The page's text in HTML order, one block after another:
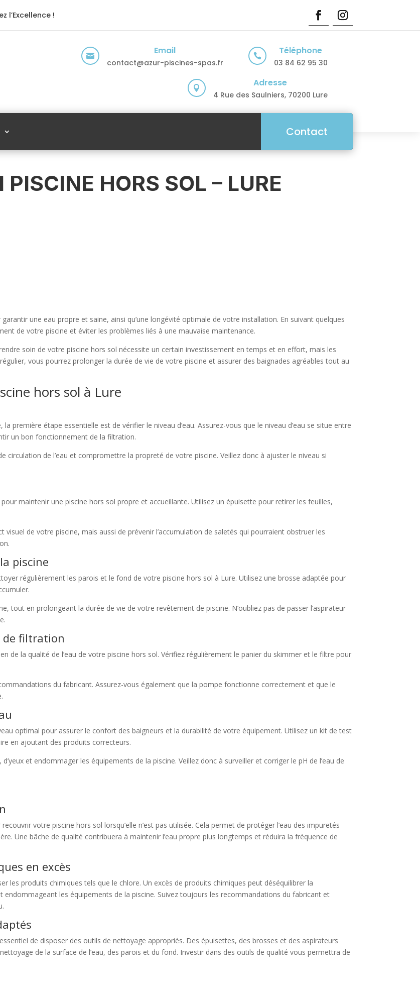
l’Excellence !
 Email
contact@azur-piscines-spas.fr
 Téléphone
03 84 62 95 30
 Adresse
4 Rue des Saulniers, 70200 Lure
Contact
PISCINE HORS SOL – LURE
une eau propre et saine, ainsi qu’une longévité optimale de votre installation. En suivant quelques
de votre piscine et éviter les problèmes liés à une mauvaise maintenance.
soin de votre piscine hors sol nécessite un certain investissement en temps et en effort, mais les
vous pourrez prolonger la durée de vie de votre piscine et assurer des baignades agréables tout au
hors sol à Lure
première étape essentielle est de vérifier le niveau d’eau. Assurez-vous que le niveau d’eau se situe entre
un bon fonctionnement de la filtration.
circulation de l’eau et compromettre la propreté de votre piscine. Veillez donc à ajuster le niveau si
maintenir une piscine hors sol propre et accueillante. Utilisez un épuisette pour retirer les feuilles,
visuel de votre piscine, mais aussi de prévenir l’accumulation de saletés qui pourraient obstruer les
piscine
régulièrement les parois et le fond de votre piscine hors sol à Lure. Utilisez une brosse adaptée pour
tout en prolongeant la durée de vie de votre revêtement de piscine. N’oubliez pas de passer l’aspirateur
de filtration
de la qualité de l’eau de votre piscine hors sol. Vérifiez régulièrement le panier du skimmer et le filtre pour
du fabricant. Assurez-vous également que la pompe fonctionne correctement et que le
optimal pour assurer le confort des baigneurs et la durabilité de votre équipement. Utilisez un kit de test
en ajoutant des produits correcteurs.
et endommager les équipements de la piscine. Veillez donc à surveiller et corriger le pH de l’eau de
votre piscine hors sol lorsqu’elle n’est pas utilisée. Cela permet de protéger l’eau des impuretés
Une bâche de qualité contribuera à maintenir l’eau propre plus longtemps et réduira la fréquence de
en excès
les produits chimiques tels que le chlore. Un excès de produits chimiques peut déséquilibrer la
endommageant les équipements de la piscine. Suivez toujours les recommandations du fabricant et
de disposer des outils de nettoyage appropriés. Des épuisettes, des brosses et des aspirateurs
de la surface de l’eau, des parois et du fond. Investir dans des outils de qualité vous permettra de